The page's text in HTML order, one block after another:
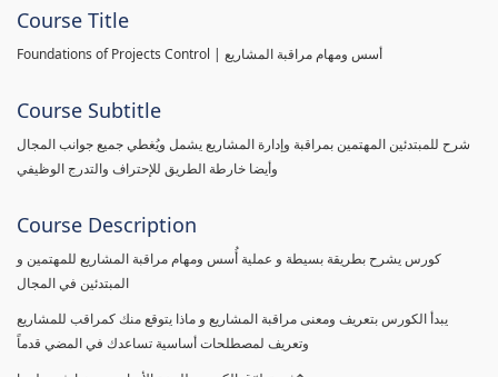
Course Title
Foundations of Projects Control | أسس ومهام مراقبة المشاريع
Course Subtitle
شرح للمبتدئين المهتمين بمراقبة وإدارة المشاريع يشمل ويُغطي جميع جوانب المجال
وأيضا خارطة الطريق للإحتراف والتدرج الوظيفي
Course Description
كورس يشرح بطريقة بسيطة و عملية أُسس ومهام مراقبة المشاريع للمهتمين و
المبتدئين في المجال
يبدأ الكورس بتعريف ومعنى مراقبة المشاريع و ماذا يتوقع منك كمراقب للمشاريع
وتعريف لمصطلحات أساسية تساعدك في المضي قدماً